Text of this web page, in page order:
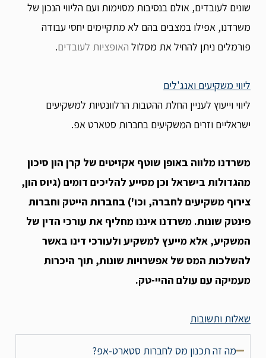
שונים לעובדים, אולם בנסיבות מסוימות ועם הליווי הנכון של
משרדנו, אפילו במצבים בהם לא מתקיימים יחסי עבודה
פורמלים ניתן להחיל את מסלול האופציות לעובדים.
ליווי משקיעים ואנג'לים
ליווי וייעוץ לעניין החלת ההטבות הרלוונטיות למשקיעים
ישראליים וזרים המשקיעים בחברות סטארט אפ.
משרדנו מלווה באופן שוטף אקזיטים של קרן הון סיכון
מהגדולות בישראל וכן מסייע להליכים דומים (גיוס הון,
צירוף משקיעים לחברה, וכו') בחברות הייטק וחברות
פינטק שונות. משרדנו איננו מחליף את עורכי הדין של
המשקיע, אלא מייעץ למשקיע ולעורכי דינו באשר
להשלכות המס של אפשרויות שונות, תוך היכרות
מעמיקה עם עולם ההיי-טק.
שאלות ותשובות
מה זה תכנון מס לחברות סטארט-אפ?